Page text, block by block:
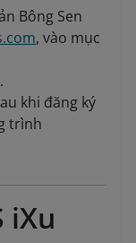
Bông Sen
, vào mục
khi đăng ký
trình
iXu